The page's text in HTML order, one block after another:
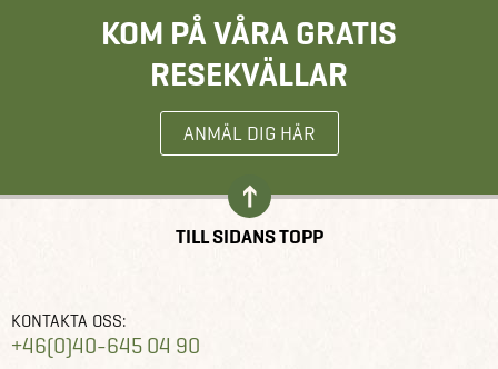
KOM PÅ VÅRA GRATIS
RESEKVÄLLAR
ANMÄL DIG HÄR
TILL SIDANS TOPP
KONTAKTA OSS:
+46(0)40-645 04 90